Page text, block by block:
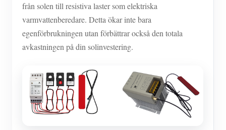
från solen till resistiva laster som elektriska
varmvattenberedare. Detta ökar inte bara
egenförbrukningen utan förbättrar också den totala
avkastningen på din solinvestering.